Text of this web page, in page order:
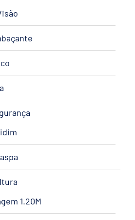
1.20M